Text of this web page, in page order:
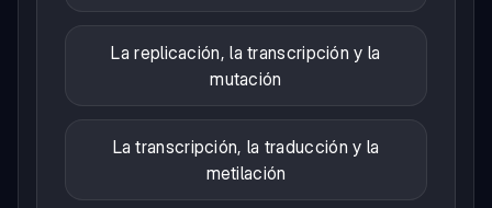
La replicación, la transcripción y la
mutación
La transcripción, la traducción y la
metilación